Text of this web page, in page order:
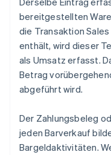
bereitgestellten
die Transaktion
enthält, wird dieser
als Umsatz erfasst.
Betrag
abgeführt wird.
Der Zahlungsbeleg
jeden Barverkauf
Bargeldaktivitäten.